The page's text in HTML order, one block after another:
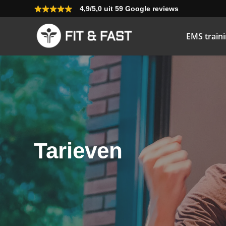
4,9/5,0 uit 59 Google reviews
EMS
Tarieven